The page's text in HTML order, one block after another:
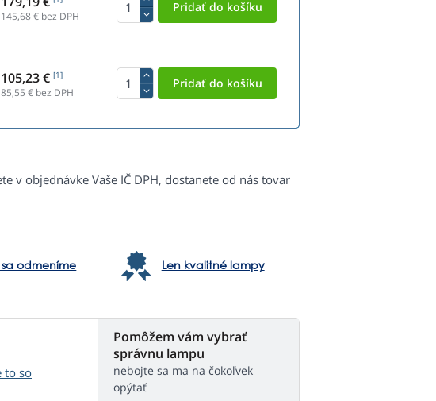
145,68€ bez DPH
105,23 € [1]
85,55 € bez DPH
v objednávke Vaše IČ DPH, dostanete od nás tovar
odmeníme Len kvalitné lampy
to so
Pomôžem vám vybrať
správnu lampu
nebojte sa ma na čokoľvek
opýtať